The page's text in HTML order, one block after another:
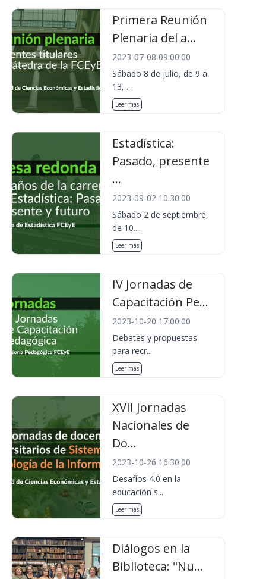
Primera Reunión
Plenaria del a...
2023-07-08 09:00:00
Sábado 8 de julio, de 9 a
13, ...
Leer más
Estadística:
Pasado, presente
...
2023-09-02 10:30:00
Sábado 2 de septiembre,
de 10....
Leer más
IV Jornadas de
Capacitación Pe...
2023-10-20 17:00:00
Debates y propuestas
para recr...
Leer más
XVII Jornadas
Nacionales de
Do...
2023-10-26 16:30:00
Desafíos 4.0 en la
educación s...
Leer más
Diálogos en la
Biblioteca: "Nu...